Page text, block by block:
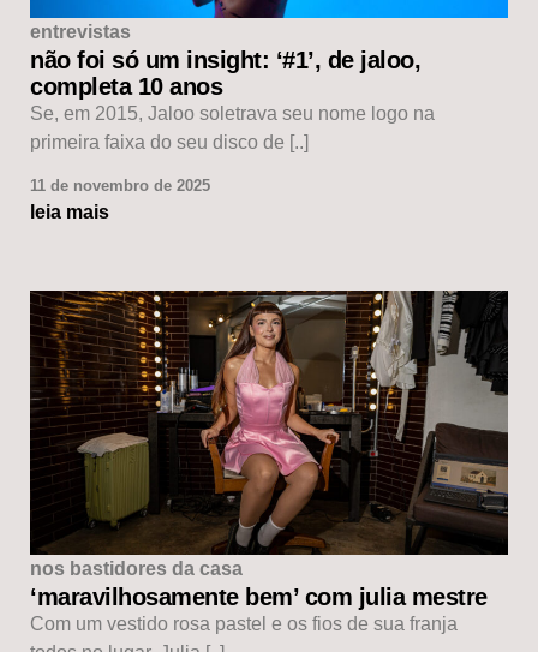
entrevistas
não foi só um insight: ‘#1’, de jaloo,
completa 10 anos
Se, em 2015, Jaloo soletrava seu nome logo na
primeira faixa do seu disco de [..]
11 de novembro de 2025
leia mais
nos bastidores da casa
‘maravilhosamente bem’ com julia mestre
Com um vestido rosa pastel e os fios de sua franja